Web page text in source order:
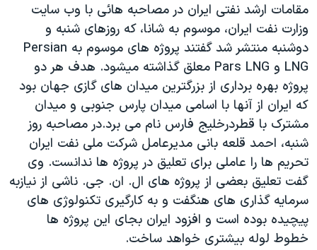
مقامات ارشد نفتی ايران در مصاحبه هائی با وب سايت
وزارت نفت ايران، موسوم به شانا، که روزهای شنبه و
دوشنبه منتشر شد گفتند پروژه های موسوم به Persian
LNG و Pars LNG معلق گذاشته ميشود. هدف هر دو
پروژه بهره برداری از بزرگترين ميدان های گازی جهان بود
که ايران از آنها با اسامی ميدان پارس جنوبی و ميدان
مشترک با قطردرخليج فارس نام می برد.در مصاحبه روز
شنبه، احمد قلعه بانی مديرعامل شرکت ملی نفت ايران
تحريم ها را عاملی برای تعليق در پروژه ها ندانست. وی
گفت تعليق بعضی از پروژه های ال. ان. جی. ناشی از نيازبه
سرمايه گذاری های هنگفت و به کارگيری تکنولوژی های
پيچيده بوده است و افزود ايران بجای اين پروژه ها
خطوط لوله بيشتری خواهد ساخت.